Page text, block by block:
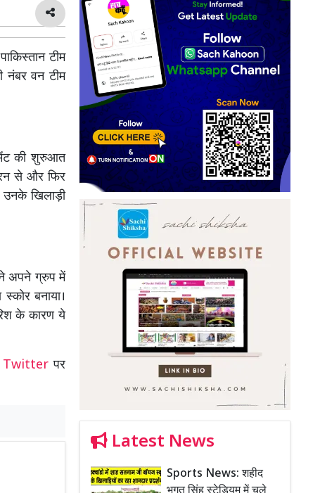
टीम
नंबर वन टीम
की शुरुआत
से और फिर
खिलाड़ी
अपने ग्रुप में
बनाया।
के कारण ये
Twitterपर
Latest News
Sports News: शहीद